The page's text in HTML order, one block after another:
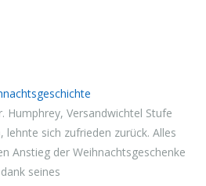
Humphrey, Versandwichtel Stufe
lehnte sich zufrieden zurück. Alles
Anstieg der Weihnachtsgeschenke
seines